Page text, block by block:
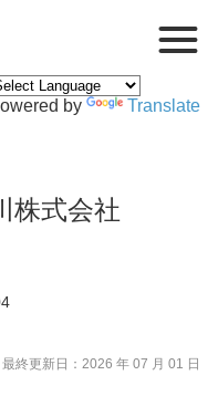
by Translate
株式会社
最終更新日：2026 年 07 月 01 日